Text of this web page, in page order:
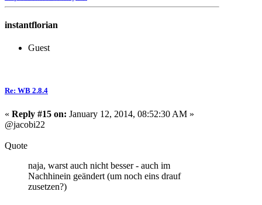
instantflorian
Guest
Re: WB 2.8.4
« Reply #15 on: January 12, 2014, 08:52:30 AM »
@jacobi22
Quote
naja, warst auch nicht besser - auch im
Nachhinein geändert (um noch eins drauf
zusetzen?)